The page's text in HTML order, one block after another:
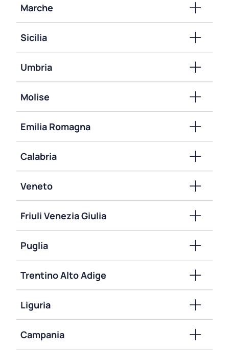
Marche
Sicilia
Umbria
Molise
Emilia Romagna
Calabria
Veneto
Friuli Venezia Giulia
Puglia
Trentino Alto Adige
Liguria
Campania